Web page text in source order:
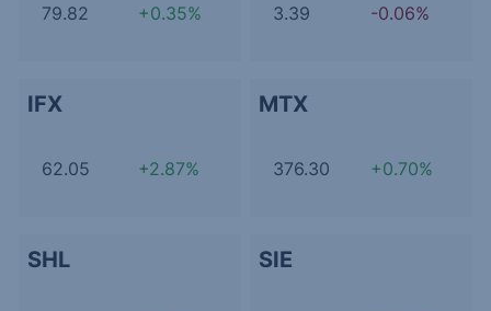
79.82 +0.35% 3.39 -0.06%
IFX
62.05 +2.87%
MTX
376.30 +0.70%
SHL SIE